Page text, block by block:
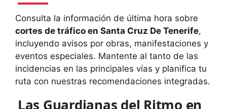
Consulta la información de última hora sobre
cortes de tráfico en Santa Cruz De Tenerife,
incluyendo avisos por obras, manifestaciones y
eventos especiales. Mantente al tanto de las
incidencias en las principales vías y planifica tu
ruta con nuestras recomendaciones integradas.
Las Guardianas del Ritmo en